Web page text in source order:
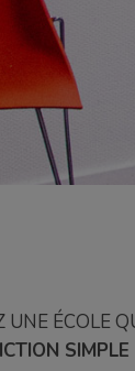
UNE ÉCOLE
SIMPLE